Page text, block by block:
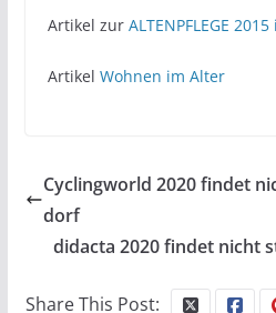
Artikel zur ALTENPFLEGE
Artikel Wohnen im Alter
Cyclingworld 2020 findet
dorf
didacta 2020 findet nicht
Share This Post: